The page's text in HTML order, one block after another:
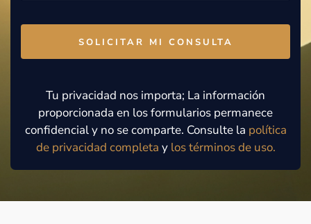
Tu privacidad nos importa; La información
proporcionada en los formularios permanece
confidencial y no se comparte. Consulte la política
de privacidad completa ylos términos de uso.